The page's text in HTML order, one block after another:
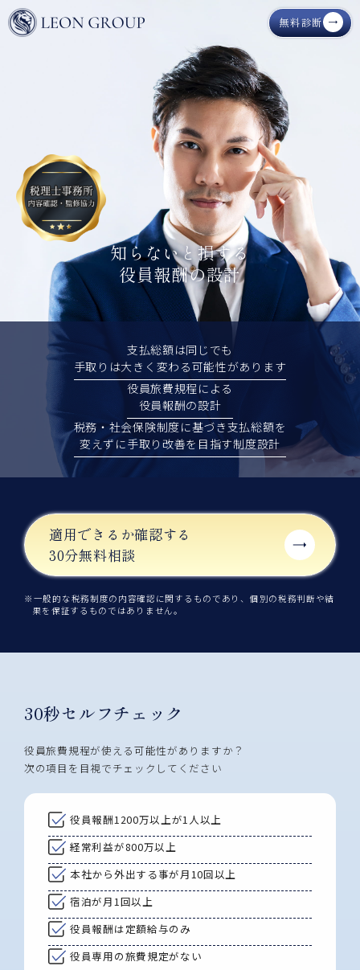
無料診断
知らないと損する
役員報酬の設計
支払総額は同じでも
手取りは大きく変わる可能性があります
役員旅費規程による
役員報酬の設計
税務・社会保険制度に基づき支払総額を
変えずに手取り改善を目指す制度設計
適用できるか確認する
30分無料相談
※一般的な税務制度の内容確認に関するものであり、個別の税務判断や結
果を保証するものではありません。
30秒セルフチェック
役員旅費規程が使える可能性がありますか？
次の項目を目視でチェックしてください
役員報酬1200万以上が1人以上
経常利益が800万以上
本社から外出する事が月10回以上
宿泊が月1回以上
役員報酬は定額給与のみ
役員専用の旅費規定がない